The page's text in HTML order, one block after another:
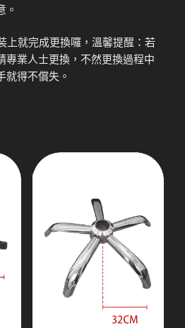
。
上就完成更換囉，溫馨提醒：若
專業人士更換，不然更換過程中
就得不償失。